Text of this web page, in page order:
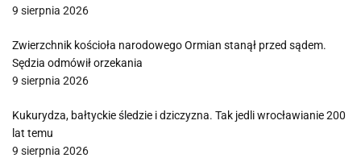
9 sierpnia 2026
Zwierzchnik kościoła narodowego Ormian stanął przed sądem.
Sędzia odmówił orzekania
9 sierpnia 2026
Kukurydza, bałtyckie śledzie i dziczyzna. Tak jedli wrocławianie 200
lat temu
9 sierpnia 2026